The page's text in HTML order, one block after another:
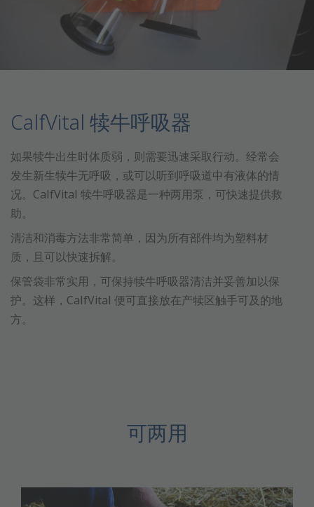
CalfVital 犊牛呼吸器
如果犊牛出生时体质弱，则需要迅速采取行动。经常会
发生新生犊牛无呼吸，或可以听到呼吸道中有液体的情
况。CalfVital 犊牛呼吸器是一种两用泵，可快速提供救
助。
清洁和消毒方法非常简单，因为所有部件均为塑料材
质，且可以快速拆解。
保管袋非常实用，可保持犊牛呼吸器清洁并妥善加以保
护。这样，CalfVital 便可直接放在产犊区触手可及的地
方。
可两用